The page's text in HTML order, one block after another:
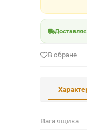
В обране
Вага ящика